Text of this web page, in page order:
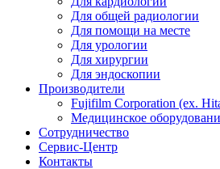
Для общей радиологии
Для помощи на месте
Для урологии
Для хирургии
Для эндоскопии
Производители
Fujifilm Corporation (ex.
Медицинское
Сотрудничество
Сервис-Центр
Контакты